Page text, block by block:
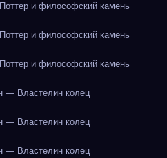
и философский камень
и философский камень
и философский камень
— Властелин колец
— Властелин колец
— Властелин колец